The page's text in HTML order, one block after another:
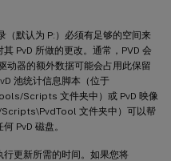
（默认为 P:）必须有足够的空间来
PvD 所做的更改。通常，PVD 会
动器的额外数据可能会占用此保留
池统计信息脚本（位于
Scripts 文件夹中）或 PvD 映像
文件夹中）可以帮
PvD 磁盘。
更新所需的时间。如果您将